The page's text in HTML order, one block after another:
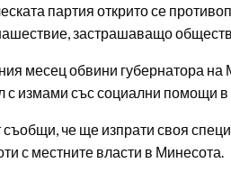
партия открито се
застрашаващо
месец обвини губернатора на
с измами със социални помощи
че ще изпрати своя
с местните власти в Минесота.